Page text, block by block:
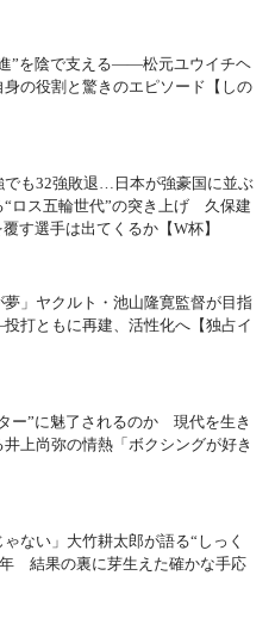
”を陰で支える――松元ユウイチヘ
身の役割と驚きのエピソード【しの
でも32強敗退…日本が強豪国に並ぶ
ロス五輪世代”の突き上げ 久保建
す選手は出てくるか【W杯】
夢」ヤクルト・池山隆寛監督が目指
打ともに再建、活性化へ【独占イ
ー”に魅了されるのか 現代を生き
上尚弥の情熱「ボクシングが好き
ゃない」大竹耕太郎が語る“しっく
年 結果の裏に芽生えた確かな手応